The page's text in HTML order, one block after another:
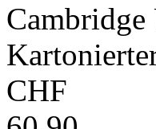
Cambridge
CHF